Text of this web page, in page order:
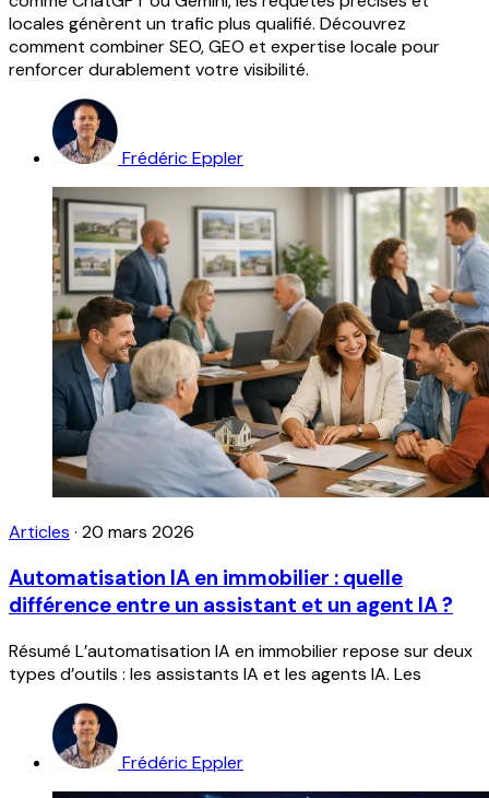
locales génèrent un trafic plus qualifié. Découvrez
comment combiner SEO, GEO et expertise locale pour
renforcer durablement votre visibilité.
Frédéric Eppler
Articles · 20 mars 2026
Automatisation IA en immobilier : quelle
différence entre un assistant et un agent IA ?
Résumé L’automatisation IA en immobilier repose sur deux
types d’outils : les assistants IA et les agents IA. Les
Frédéric Eppler